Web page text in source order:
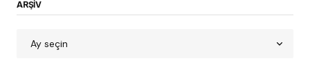
ARŞİV